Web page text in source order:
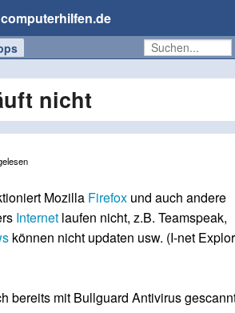
computerhilfen.de
nicht
Mozilla Firefox und auch andere
Internet laufen nicht, z.B. Teamspeak,
können nicht updaten usw. (I-net
bereits mit Bullguard Antivirus